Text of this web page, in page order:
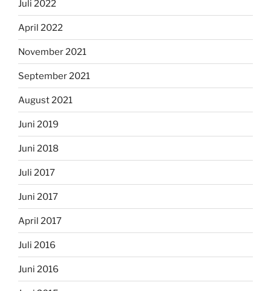
Juli 2022
April 2022
November 2021
September 2021
August 2021
Juni 2019
Juni 2018
Juli 2017
Juni 2017
April 2017
Juli 2016
Juni 2016